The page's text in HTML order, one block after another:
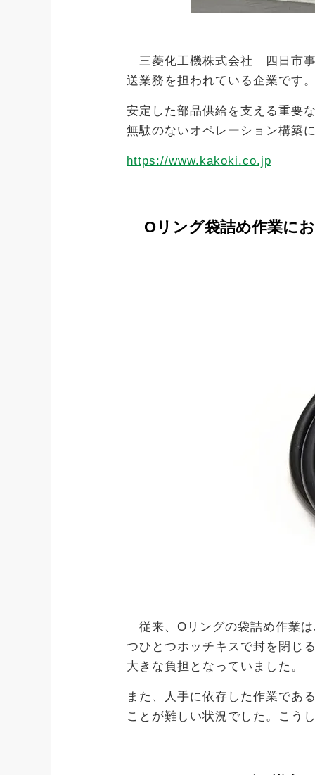
三菱化工機株式会社 四日市事
送業務を担われている企業です
安定した部品供給を支える重要
無駄のないオペレーション構築
https://www.kakoki.co.jp
Oリング袋詰め作業に
従来、Oリングの袋詰め作業
つひとつホッチキスで封を閉じ
大きな負担となっていました。
また、人手に依存した作業であ
ことが難しい状況でした。こう